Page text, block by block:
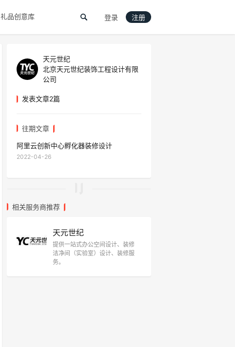
礼品创意库 登录 注册
天元世纪
北京天元世纪装饰工程设计有限
公司
发表文章2篇
往期文章
阿里云创新中心孵化器装修设计
2022-04-26
相关服务商推荐
天元世纪
提供一站式办公空间设计、装修
洁净间（实验室）设计、装修服
务。